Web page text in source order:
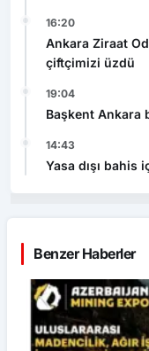
16:20
Ankara Ziraat
çiftçimizi üzdü
19:04
Başkent Ankara
14:43
Yasa dışı bahis
Benzer Haberler